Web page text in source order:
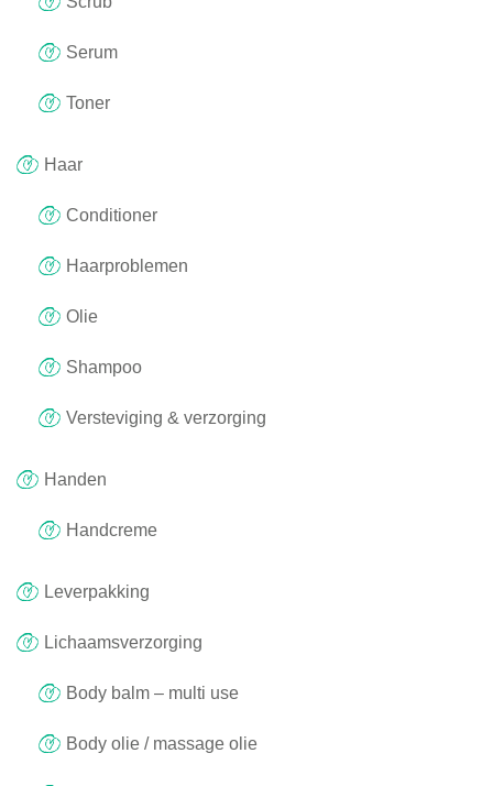
Serum
Toner
Haar
Conditioner
Haarproblemen
Olie
Shampoo
Versteviging & verzorging
Handen
Handcreme
Leverpakking
Lichaamsverzorging
Body balm – multi use
Body olie / massage olie